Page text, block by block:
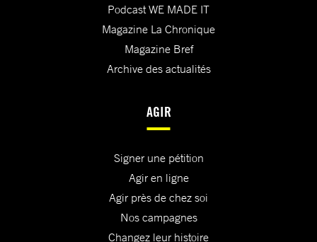
Podcast WE MADE IT
Magazine La Chronique
Magazine Bref
Archive des actualités
AGIR
Signer une pétition
Agir en ligne
Agir près de chez soi
Nos campagnes
Changez leur histoire